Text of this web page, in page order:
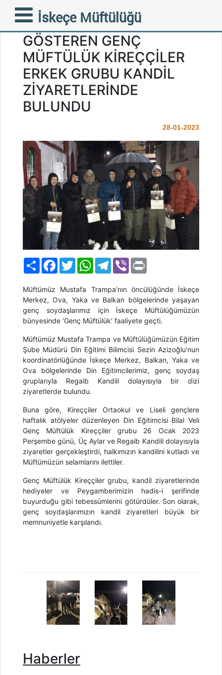
İskeçe Müftülüğü
MÜFTÜLÜĞÜMÜZÜN
BÜNYESİNDE FAALİYET
GÖSTEREN GENÇ
MÜFTÜLÜK KİREÇÇİLER
ERKEK GRUBU KANDİL
ZİYARETLERİNDE
BULUNDU
28-01-2023
PaylaşFacebook
TwitterWhatsAppTelegram
Viber
Müftümüz Mustafa Trampa’nın öncülüğünde İskeçe
Merkez, Ova, Yaka ve Balkan bölgelerinde yaşayan
genç soydaşlarımız için İskeçe Müftülüğümüzün
bünyesinde ‘Genç Müftülük’ faaliyete geçti.
Müftümüz Mustafa Trampa ve Müftülüğümüzün Eğitim
Şube Müdürü Din Eğitimi Bilimcisi Sezin Azizoğlu’nun
koordinatörlüğünde İskeçe Merkez, Balkan, Yaka ve
Ova bölgelerinde Din Eğitimcilerimiz, genç soydaş
gruplarıyla Regaib Kandili dolayısıyla bir dizi
ziyaretlerde bulundu.
Buna göre, KireççilerOrtaokulve L iseligençlere
haftalık atölyeler düzenleyen Din Eğitimcisi Bilal Veli
Genç Müftülük
Kireççilergrubu 26 Ocak 2023
Perşembe günü, Üç Aylar ve Regaib Kandili dolayısıyla
ziyaretler gerçekleştirdi, halkımızın kandilini kutladı ve
Müftümüzün selamlarını ilettiler.
Genç Müftülük Kireççiler grubu, kandil ziyaretlerinde
hediyeler ve Peygamberimizin hadis-i şerifinde
buyurduğu gibi tebessümlerini götürdüler. Son olarak,
genç soydaşlarımızın kandil ziyaretleri büyük bir
memnuniyetle karşılandı.
Haberler